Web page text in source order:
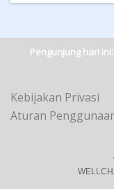
Pengunjung hari ini:
Kebijakan Privasi
Aturan